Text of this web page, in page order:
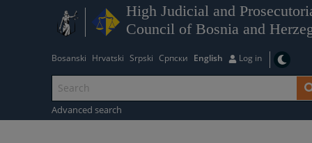
High Judicial and
Council of Bosnia and
Bosanski Hrvatski Srpski Српски English Log in
Advanced search